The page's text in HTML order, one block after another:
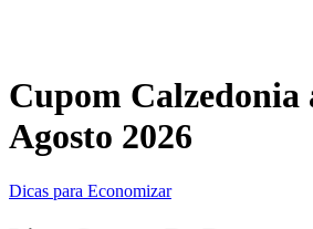
Samsung
Saúde e
Cupom Calzedonia
Agosto 2026
Dicas para Economizar